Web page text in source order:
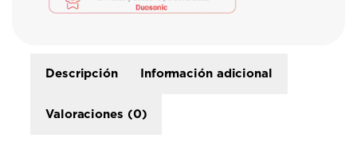
Descripción Información adicional
Valoraciones (0)